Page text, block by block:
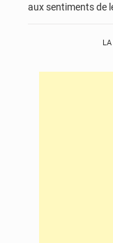
aux sentiments de